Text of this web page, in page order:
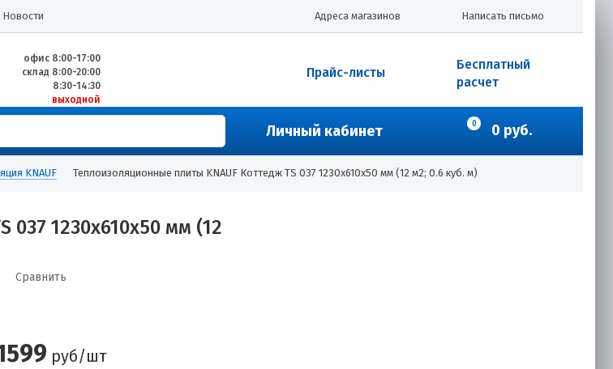
Новости Написать письмо
Адреса магазинов
офис 8:00-17:00
склад 8:00-20:00
8:30-14:30
выходной
Бесплатный
расчет
Прайс-листы
Личный кабинет 0 0 руб.
KNAUF Теплоизоляционные плиты KNAUF Коттедж TS 037 1230х610х50 мм (12 м2; 0.6 куб. м)
1230х610х50 мм (12
Сравнить
руб/шт